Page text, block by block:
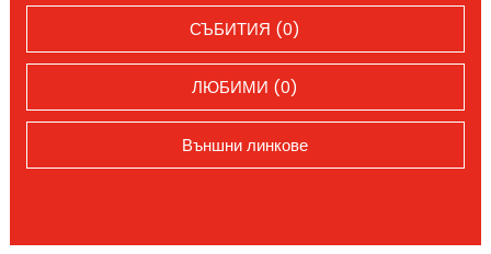
СЪБИТИЯ (0)
ЛЮБИМИ (0)
Външни линкове